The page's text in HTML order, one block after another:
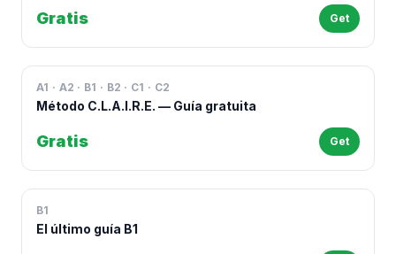
Gratis Get
A1 · A2 · B1 · B2 · C1 · C2
Método C.L.A.I.R.E. — Guía gratuita
Gratis Get
B1
El último guía B1